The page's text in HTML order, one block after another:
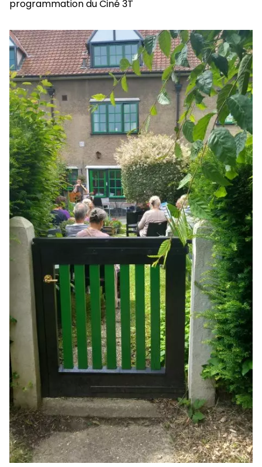
programmation du Ciné 3T